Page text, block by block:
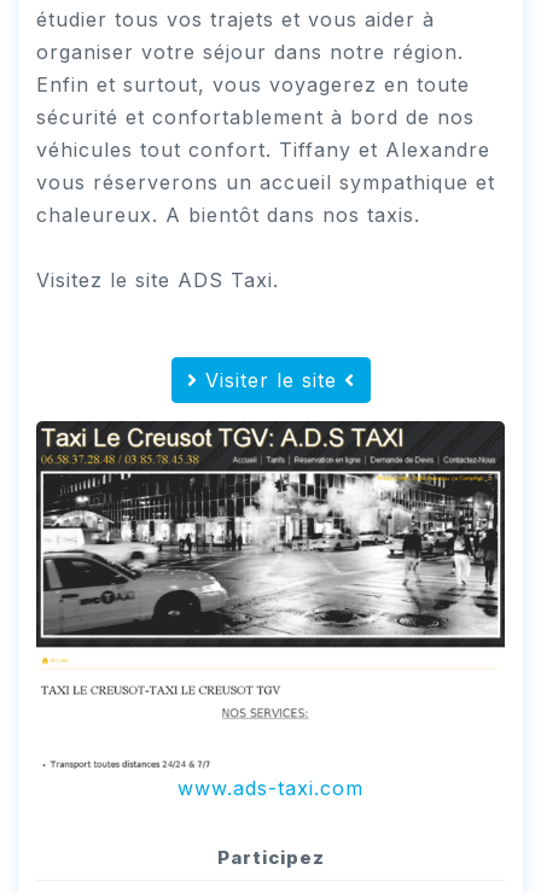
étudier tous vos trajets et vous aider à
organiser votre séjour dans notre région.
Enfin et surtout, vous voyagerez en toute
sécurité et confortablement à bord de nos
véhicules tout confort. Tiffany et Alexandre
vous réserverons un accueil sympathique et
chaleureux. A bientôt dans nos taxis.
Visitez le site ADS Taxi.
Visiter le site
www.ads-taxi.com
Participez